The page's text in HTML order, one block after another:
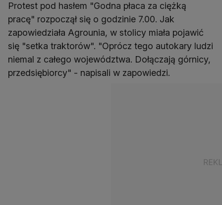
Protest pod hasłem "Godna płaca za ciężką
pracę" rozpoczął się o godzinie 7.00. Jak
zapowiedziała Agrounia, w stolicy miała pojawić
się "setka traktorów". "Oprócz tego autokary ludzi
niemal z całego województwa. Dołączają górnicy,
przedsiębiorcy" - napisali w zapowiedzi.